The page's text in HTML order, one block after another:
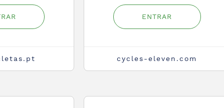
ENTRAR
cycles-eleven.com